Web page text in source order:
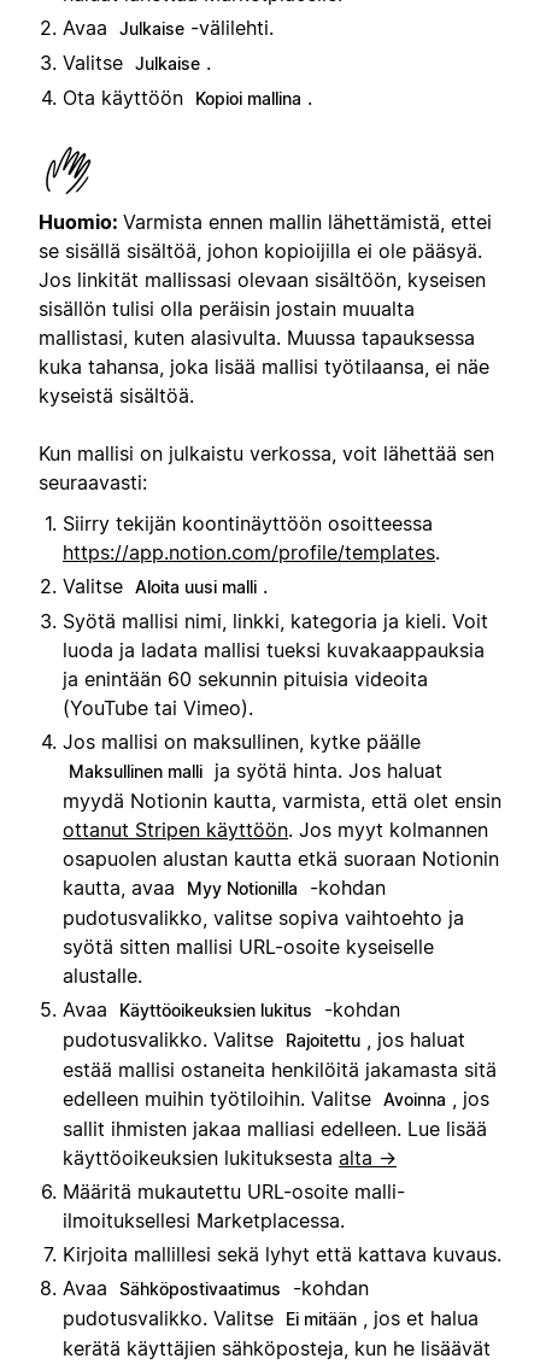
Avaa
Julkaise -välilehti.
Valitse Julkaise .
Ota käyttöön
Kopioi mallina .
Huomio: Varmista ennen mallin lähettämistä, ettei
se sisällä sisältöä, johon kopioijilla ei ole pääsyä.
Jos linkität mallissasi olevaan sisältöön, kyseisen
sisällön tulisi olla peräisin jostain muualta
mallistasi, kuten alasivulta. Muussa tapauksessa
kuka tahansa, joka lisää mallisi työtilaansa, ei näe
kyseistä sisältöä.
Kun mallisi on julkaistu verkossa, voit lähettää sen
seuraavasti:
Siirry tekijän koontinäyttöön osoitteessa
https://app.notion.com/profile/templates.
Valitse Aloita uusi malli .
Syötä mallisi nimi, linkki, kategoria ja kieli. Voit
luoda ja ladata mallisi tueksi kuvakaappauksia
ja enintään 60 sekunnin pituisia videoita
(YouTube tai Vimeo).
Jos mallisi on maksullinen, kytke päälle
Maksullinen malli
ja syötä hinta. Jos haluat
myydä Notionin kautta, varmista, että olet ensin
ottanut Stripen käyttöön. Jos myyt kolmannen
osapuolen alustan kautta etkä suoraan Notionin
kautta, avaa
Myy Notionilla
-kohdan
pudotusvalikko, valitse sopiva vaihtoehto ja
syötä sitten mallisi URL-osoite kyseiselle
alustalle.
Avaa
Käyttöoikeuksien lukitus
-kohdan
pudotusvalikko. Valitse
Rajoitettu , jos haluat
estää mallisi ostaneita henkilöitä jakamasta sitä
edelleen muihin työtiloihin. Valitse Avoinna , jos
sallit ihmisten jakaa malliasi edelleen. Lue lisää
käyttöoikeuksien lukituksesta alta →
Määritä mukautettu URL-osoite malli-
ilmoituksellesi Marketplacessa.
Kirjoita mallillesi sekä lyhyt että kattava kuvaus.
Avaa
Sähköpostivaatimus
-kohdan
pudotusvalikko. Valitse
Ei mitään , jos et halua
kerätä käyttäjien sähköposteja, kun he lisäävät